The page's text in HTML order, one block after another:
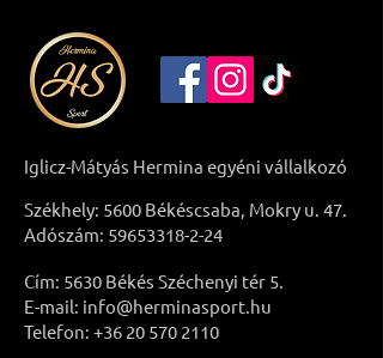
Iglicz-Mátyás Hermina egyéni vállalkozó
Székhely: 5600 Békéscsaba, Mokry u. 47.
Adószám: 59653318-2-24
Cím: 5630 Békés Széchenyi tér 5.
E-mail: info@herminasport.hu
Telefon: +36 20 570 2110